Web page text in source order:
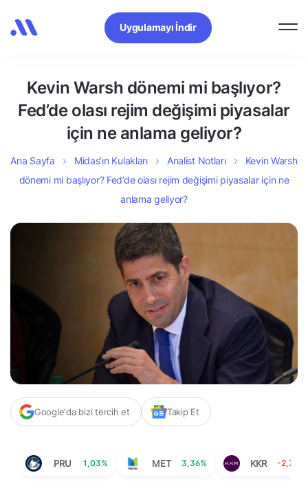
Uygulamayı İndir
Kevin Warsh dönemi mi başlıyor?
Fed’de olası rejim değişimi piyasalar
için ne anlama geliyor?
Ana Sayfa Midas’ın Kulakları Analist Notları
Kevin Warsh
dönemi mi başlıyor? Fed’de olası rejim değişimi piyasalar için ne
anlama geliyor?
Google'da bizi tercih et Takip Et
PRU 1,03% MET 3,36% KKR -2,36%